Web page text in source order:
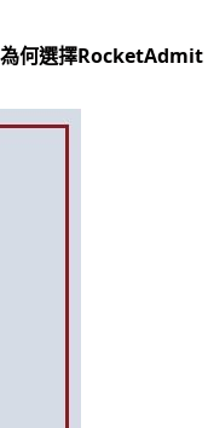
為何選擇RocketAdmit